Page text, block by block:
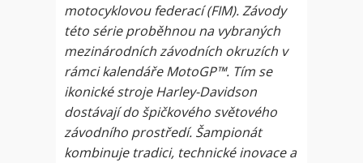
motocyklovou federací (FIM). Závody
této série proběhnou na vybraných
mezinárodních závodních okruzích v
rámci kalendáře MotoGP™. Tím se
ikonické stroje Harley-Davidson
dostávají do špičkového světového
závodního prostředí. Šampionát
kombinuje tradici, technické inovace a